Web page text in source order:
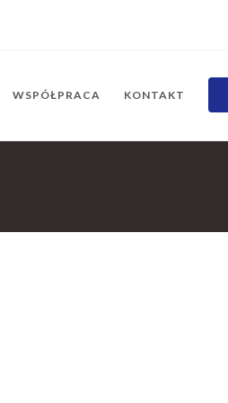
WSPÓŁPRACA KONTAKT